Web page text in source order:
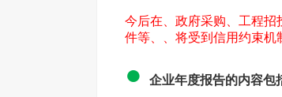
今后在、政府采购、工程
件等、、将受到信用约束机
● 企业年度报告的内容包